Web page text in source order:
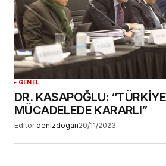
GENEL
DR. KASAPOĞLU:
MÜCADELEDE KARARLI”
Editör denizdogan20/11/2023